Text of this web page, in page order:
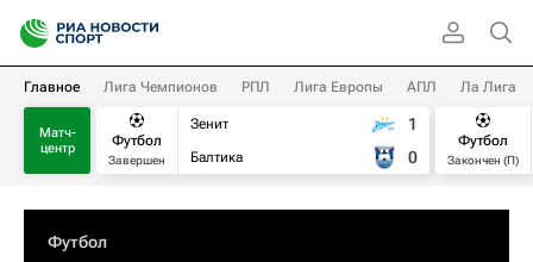
Главное Лига Чемпионов РПЛ Лига Европы АПЛ Ла Лига
Матч-
центр
Футбол
Завершен
Зенит
Балтика
1
0
Футбол
Закончен (П)
Футбол